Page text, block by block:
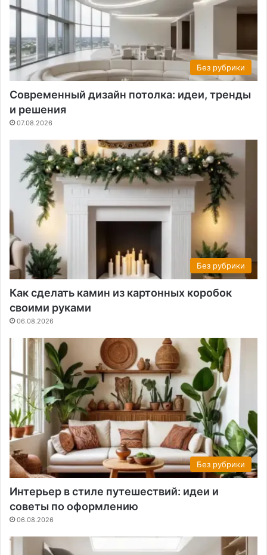
Без рубрики
Современный дизайн потолка: идеи, тренды
и решения
07.08.2026
Без рубрики
Как сделать камин из картонных коробок
своими руками
06.08.2026
Без рубрики
Интерьер в стиле путешествий: идеи и
советы по оформлению
06.08.2026